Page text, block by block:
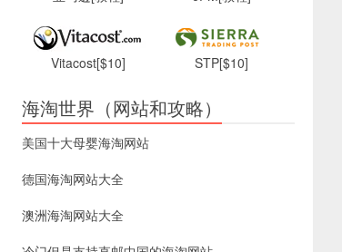
Vitacost[$10] STP[$10]
海淘世界（网站和攻略）
美国十大母婴海淘网站
德国海淘网站大全
澳洲海淘网站大全